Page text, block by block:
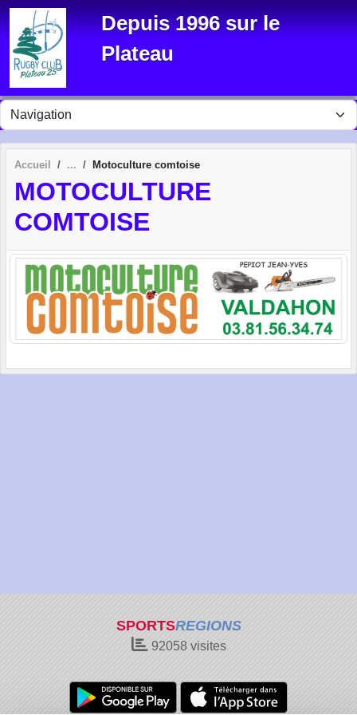
Depuis 1996 sur le
Plateau
Accueil Motoculture comtoise
MOTOCULTURE
COMTOISE
SPORTSREGIONS
92058visites
Panneau de gestion des cookies